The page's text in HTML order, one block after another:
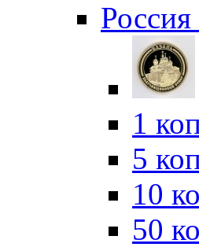
1
5
10
50